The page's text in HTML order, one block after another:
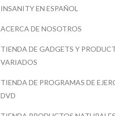
INSANITY EN ESPAÑOL
ACERCA DE NOSOTROS
TIENDA DE GADGETS Y
VARIADOS
TIENDA DE PROGRAMAS DE
DVD